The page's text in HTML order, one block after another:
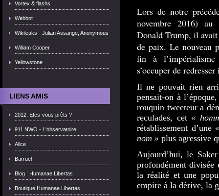
Vortex & flashs
Webbot
Wikileaks - Julian Assange, Anonymous
William Cooper
Yellowstone
LIENS AMIS
2012. Etes-vous prêts ?
911 NWO - L'observatoire
Alice
Barruel
Blog : Humanae Libertas
Boutique Humanae Libertas
Lors de notre
novembre 2016) au
Donald Trump, il avait
de paix. Le nouveau
fin à
s’occuper de
Il ne pouvait rien
pensait-on à
rouquin tweeteur a
reculades, cet «
rétablissement d’une
nom » plus agressive
Aujourd’hui, le
profondément divisée
la réalité et une
empire à la dérive, la